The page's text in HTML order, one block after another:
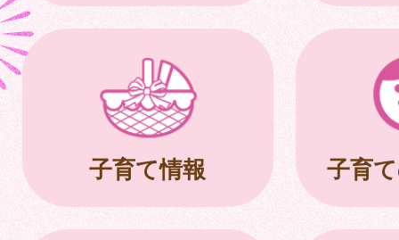
子育て情報 子育